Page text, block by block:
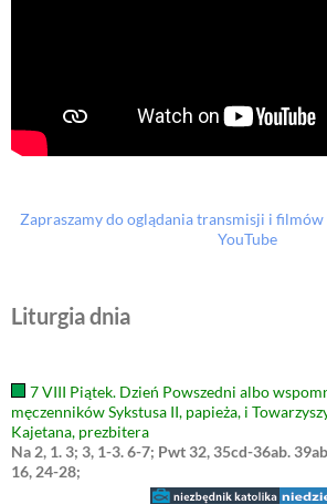
Zapraszamy do oglądania transmisji i
YouTube
Liturgia dnia
7 VIII Piątek. Dzień Powszedni albo
męczenników Sykstusa II, papieża, i
Kajetana, prezbitera
Na 2, 1. 3; 3, 1-3. 6-7; Pwt 32, 35cd-36ab.
16, 24-28;